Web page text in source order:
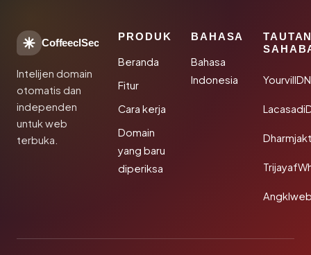
CoffeeclSec
Intelijen domain
otomatis dan
independen
untuk web
terbuka.
PRODUK
Beranda
Fitur
Cara kerja
Domain
yang baru
diperiksa
BAHASA
Bahasa
Indonesia